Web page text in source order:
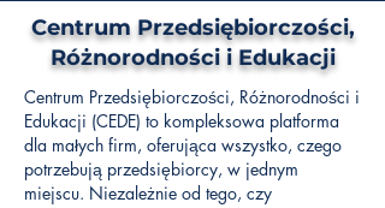
Centrum Przedsiębiorczości,
Różnorodności i Edukacji
Centrum Przedsiębiorczości, Różnorodności i
Edukacji (CEDE) to kompleksowa platforma
dla małych firm, oferująca wszystko, czego
potrzebują przedsiębiorcy, w jednym
miejscu. Niezależnie od tego, czy